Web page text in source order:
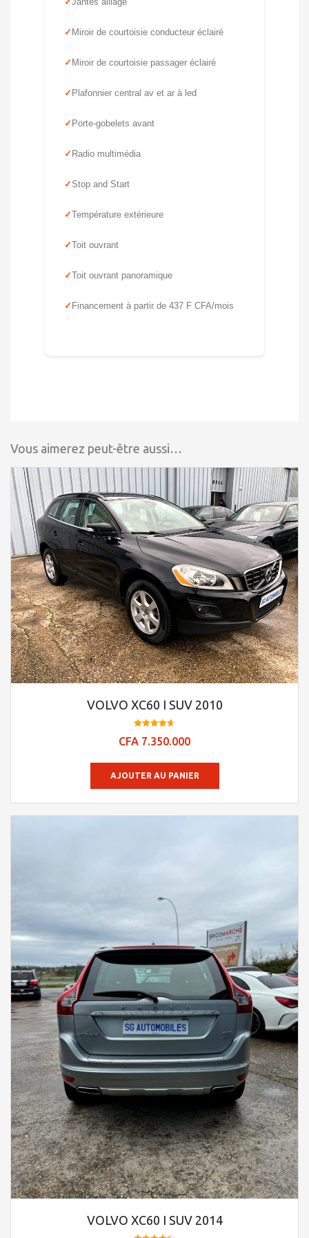
Miroir de courtoisie conducteur éclairé
Miroir de courtoisie passager éclairé
Plafonnier central av et ar à led
Porte-gobelets avant
Radio multimédia
Stop and Start
Température extérieure
Toit ouvrant
Toit ouvrant panoramique
Financement à partir de 437 F CFA/mois
Vous aimerez peut-être aussi…
VOLVO XC60 I SUV 2010
4.7
CFA 7.350.000
AJOUTER AU PANIER
VOLVO XC60 I SUV 2014